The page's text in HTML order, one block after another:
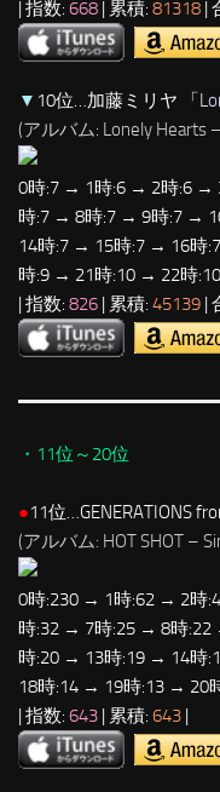
| 指数: 668 | 累積: 81318 |
▼ 10位…加藤ミリヤ 「
(アルバム: Lonely Hearts
0時:7 → 1時:6 → 2時:6 →
時:7 → 8時:7 → 9時:7 →
14時:7 → 15時:7 → 16時
時:9 → 21時:10 → 22時
| 指数: 826 | 累積: 45139 |
・11位～20位
●11位…GENERATIONS
(アルバム: HOT SHOT –
0時:230 → 1時:62 → 2時
時:32 → 7時:25 → 8時
時:20 → 13時:19 → 14時
18時:14 → 19時:13 → 20
| 指数: 643 | 累積: 643 |